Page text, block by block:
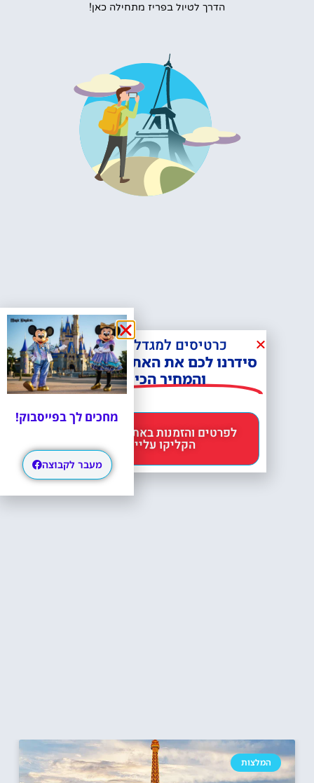
הדרך לטיול בפריז מתחילה כאן!
המלצות
כרטיסים למגדל אייפל?
סידרנו לכם את האתר הכי אמין -
והמחיר הכי זול!
הקליקו עליי 😊
מחכים לך בפייסבוק!
מעבר לקבוצה